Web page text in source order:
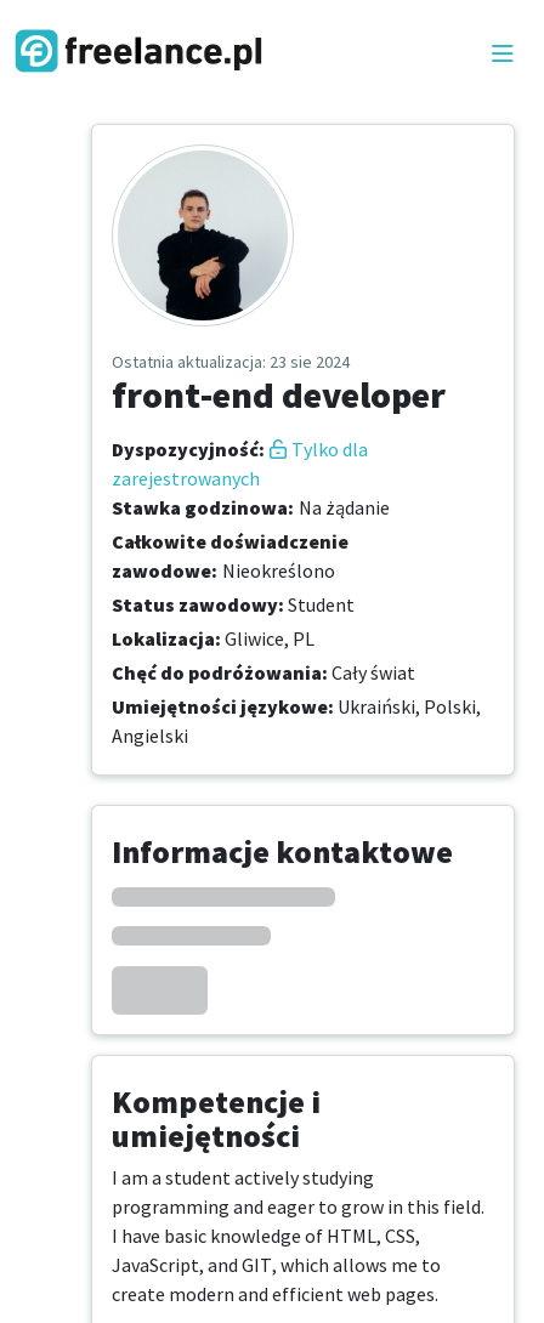
Ostatnia aktualizacja: 23 sie 2024
front-end developer
Dyspozycyjność:
Tylko dla
zarejestrowanych
Stawka godzinowa: Na żądanie
Całkowite doświadczenie
zawodowe: Nieokreślono
Status zawodowy: Student
Lokalizacja: Gliwice, PL
Chęć do podróżowania: Cały świat
Umiejętności językowe: Ukraiński, Polski,
Angielski
Informacje kontaktowe
Kompetencje i
umiejętności
I am a student actively studying
programming and eager to grow in this field.
I have basic knowledge of HTML, CSS,
JavaScript, and GIT, which allows me to
create modern and efficient web pages.